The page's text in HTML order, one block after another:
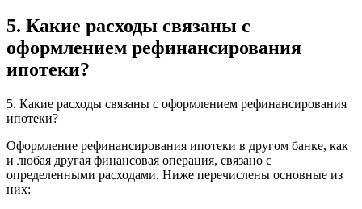
5. Какие расходы связаны с
оформлением рефинансирования
ипотеки?
5. Какие расходы связаны с оформлением рефинансирования
ипотеки?
Оформление рефинансирования ипотеки в другом банке, как
и любая другая финансовая операция, связано с
определенными расходами. Ниже перечислены основные из
них: